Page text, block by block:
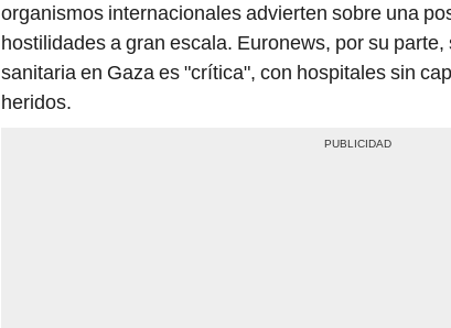
organismos internacionales advierten sobre una
hostilidades a gran escala. Euronews, por su
sanitaria en Gaza es "crítica", con hospitales sin
heridos.